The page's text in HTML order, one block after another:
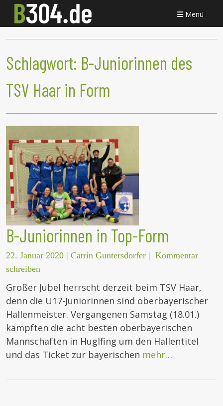
Menü
Schlagwort: B-Juniorinnen des
TSV Haar in Form
B-Juniorinnen in Top-Form
22. Januar 2020 | Catrin Guntersdorfer | Kommentar
schreiben
Großer Jubel herrscht derzeit beim TSV Haar,
denn die U17-Juniorinnen sind oberbayerischer
Hallenmeister. Vergangenen Samstag (18.01.)
kämpften die acht besten oberbayerischen
Mannschaften in Huglfing um den Hallentitel
und das Ticket zur bayerischen mehr…